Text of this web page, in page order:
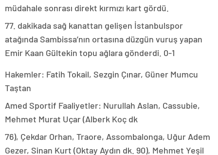
müdahale sonrası direkt kırmızı kart gördü.
77. dakikada sağ kanattan gelişen İstanbulspor
atağında Sambissa’nın ortasına düzgün vuruş yapan
Emir Kaan Gültekin topu ağlara gönderdi. 0-1
Hakemler: Fatih Tokail, Sezgin Çınar, Güner Mumcu
Taştan
Amed Sportif Faaliyetler: Nurullah Aslan, Cassubie,
Mehmet Murat Uçar (Alberk Koç dk
76), Çekdar Orhan, Traore, Assombalonga, Uğur Adem
Gezer, Sinan Kurt (Oktay Aydın dk. 90), Mehmet Yeşil